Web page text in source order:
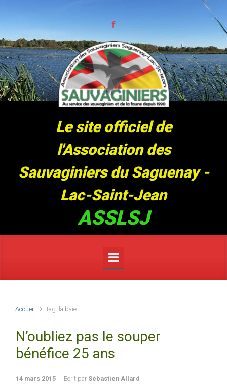
Le site officiel de
l'Association des
Sauvaginiers du Saguenay -
Lac-Saint-Jean
ASSLSJ
Accueil Tag: la baie
N’oubliez pas le souper
bénéfice 25 ans
14 mars 2015 Ecrit par Sébastien Allard